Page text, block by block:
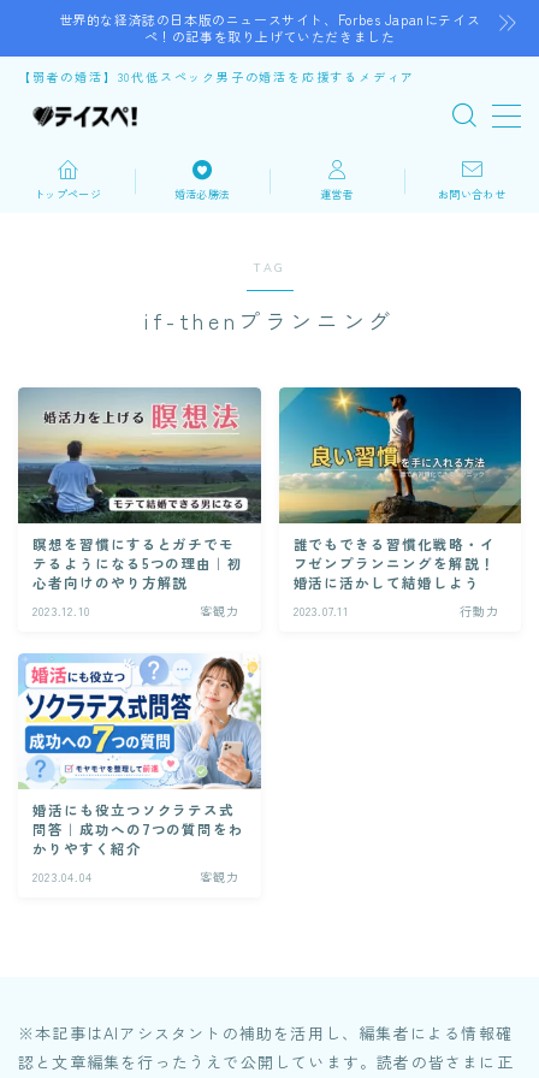
世界的な経済誌の日本版のニュースサイト、Forbes Japanにテイス
ペ！の記事を取り上げていただきました
【弱者の婚活】30代低スペック男子の婚活を応援するメディア
谷口テツ
婚活リカバリーコーチ
32歳で婚活を始めるが、低スペックなので350人の女性
にフラれる。婚活力を磨き5年間の婚活の末に結婚し娘
も誕生。 低スペックでも結婚できたノウハウが自分と
いしかわ結婚・子育て支援財団の『縁結びist』とし
て、地域で出会いをサポートする仲人ボランティアとし
ても活動中。
プロフィールを読む
X Instagram
YouTube
Contact
はじめに 5
客観力 12
生活力 8
健康力
マッチングアプリ
トップページ 婚活必勝法 運営者 お問い合わせ
TAG
if-thenプランニング
瞑想を習慣にするとガチでモ
テるようになる5つの理由｜初
心者向けのやり方解説
2023.12.10 客観力
誰でもできる習慣化戦略・イ
フゼンプランニングを解説！
婚活に活かして結婚しよう
2023.07.11 行動力
婚活にも役立つソクラテス式
問答｜成功への7つの質問をわ
かりやすく紹介
2023.04.04 客観力
※本記事はAIアシスタントの補助を活用し、編集者による情報確
認と文章編集を行ったうえで公開しています。読者の皆さまに正